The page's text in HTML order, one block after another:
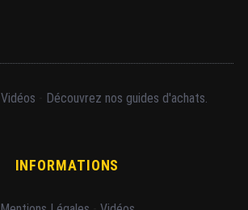
Vidéos Découvrez nos guides d'achats.
INFORMATIONS